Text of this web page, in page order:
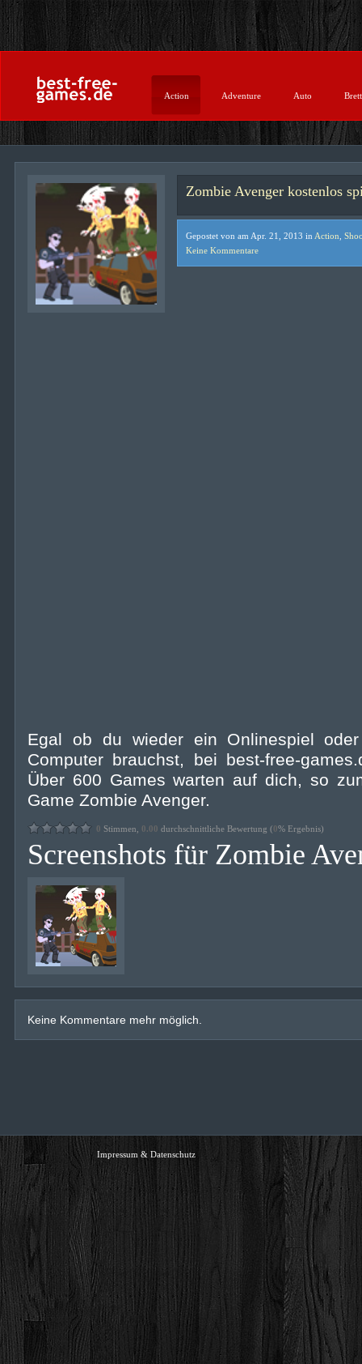
Action Adventure Auto
Zombie Avenger kostenlos
Gepostet von am Apr. 21, 2013 in Action
Keine Kommentare
Egal ob du wieder ein Onlinespiel
Computer brauchst, bei best-free-
Über 600 Games warten auf dich, so
Game Zombie Avenger.
0 Stimmen, 0.00 durchschnittliche Bewertung (0% Ergebnis)
Screenshots für Zombie
Keine Kommentare mehr möglich.
Impressum & Datenschutz